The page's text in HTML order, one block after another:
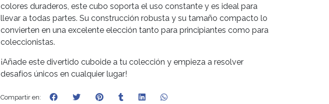
colores duraderos, este cubo soporta el uso constante y es ideal para
llevar a todas partes. Su construcción robusta y su tamaño compacto lo
convierten en una excelente elección tanto para principiantes como para
coleccionistas.
¡Añade este divertido cuboide a tu colección y empieza a resolver
desafíos únicos en cualquier lugar!
Compartir en: